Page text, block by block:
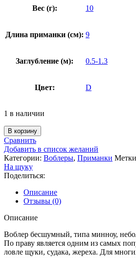
Вес (г): 10
Длина приманки (см): 9
Заглубление (м): 0.5-1.3
Цвет: D
1 в наличии
Количество
товара
Воблер
BearKing
Slicker
90SP
(Rigge)
В корзину
Сравнить
Добавить в список желаний
Категории: Воблеры, Приманки
На щуку
Поделиться:
Описание
Отзывы (0)
Описание
Воблер бесшумный, типа минноу,
По праву является одним из самых
ловле щуки, судака, жереха. Для